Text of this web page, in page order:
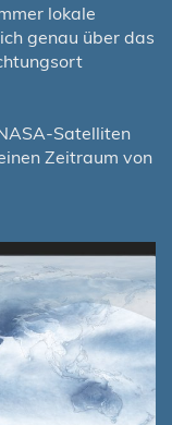
lokale
genau über das
Satelliten
Zeitraum von